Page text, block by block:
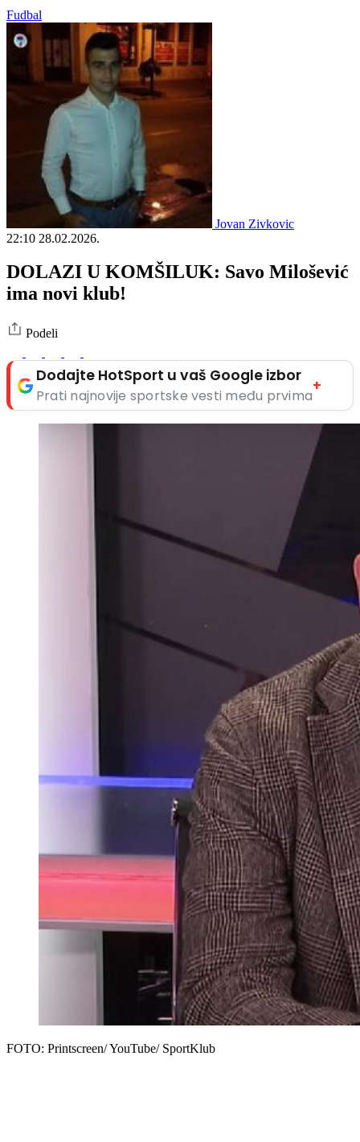
Fudbal
Jovan Zivkovic
22:10 28.02.2026.
DOLAZI U KOMŠILUK: Savo Milošević
ima novi klub!
Podeli
Dodajte HotSport u vaš Google izbor
Prati najnovije sportske vesti među prvima
+
FOTO: Printscreen/ YouTube/ SportKlub